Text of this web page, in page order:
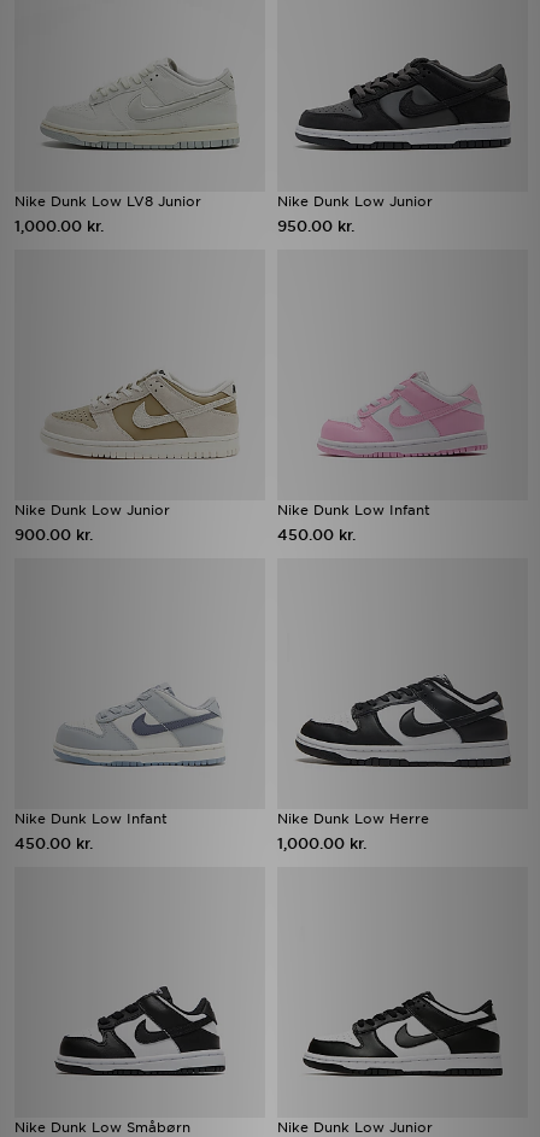
Nike Dunk Low LV8 Junior
1,000.00 kr.
Nike Dunk Low Junior
950.00 kr.
Nike Dunk Low Junior
900.00 kr.
Nike Dunk Low Infant
450.00 kr.
Nike Dunk Low Infant
450.00 kr.
Nike Dunk Low Herre
1,000.00 kr.
Nike Dunk Low Småbørn Nike Dunk Low Junior